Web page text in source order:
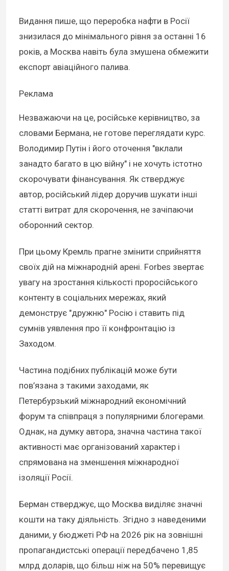
Видання пише, що переробка нафти в Росії
знизилася до мінімального рівня за останні 16
років, а Москва навіть була змушена обмежити
експорт авіаційного палива.
Реклама
Незважаючи на це, російське керівництво, за
словами Бермана, не готове переглядати курс.
Володимир Путін і його оточення "вклали
занадто багато в цю війну" і не хочуть істотно
скорочувати фінансування. Як стверджує
автор, російський лідер доручив шукати інші
статті витрат для скорочення, не зачіпаючи
оборонний сектор.
При цьому Кремль прагне змінити сприйняття
своїх дій на міжнародній арені. Forbes звертає
увагу на зростання кількості проросійського
контенту в соціальних мережах, який
демонструє "дружню" Росію і ставить під
сумнів уявлення про її конфронтацію із
Заходом.
Частина подібних публікацій може бути
пов’язана з такими заходами, як
Петербурзький міжнародний економічний
форум та співпраця з популярними блогерами.
Однак, на думку автора, значна частина такої
активності має організований характер і
спрямована на зменшення міжнародної
ізоляції Росії.
Берман стверджує, що Москва виділяє значні
кошти на таку діяльність. Згідно з наведеними
даними, у бюджеті РФ на 2026 рік на зовнішні
пропагандистські операції передбачено 1,85
млрд доларів, що більш ніж на 50% перевищує